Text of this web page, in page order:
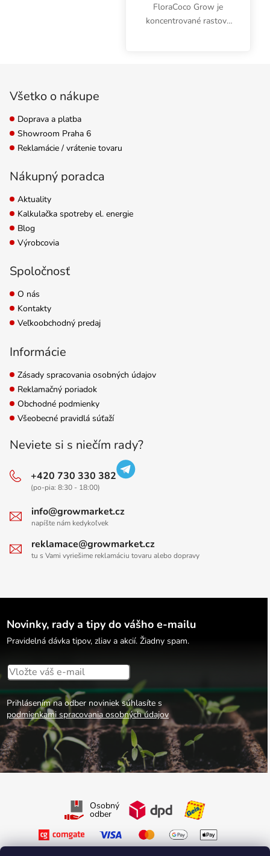
FloraCoco Grow je
koncentrované rastové
Všetko o nákupe
Doprava a platba
Showroom Praha 6
Reklamácie / vrátenie tovaru
Nákupný poradca
Aktuality
Kalkulačka spotreby el. energie
Blog
Výrobcovia
Spoločnosť
O nás
Kontakty
Veľkoobchodný predaj
Informácie
Zásady spracovania osobných údajov
Reklamačný poriadok
Obchodné podmienky
Všeobecné pravidlá súťaží
Neviete si s niečím rady?
+420 730 330 382
(po-pia: 8:30 - 18:00)
info@growmarket.cz
napíšte nám kedykoľvek
reklamace@growmarket.cz
tu s Vami vyriešime reklamáciu tovaru alebo dopravy
Novinky, rady a tipy do vášho e-mailu
Pravidelná dávka tipov, zliav a akcií. Žiadny spam.
Prihlásením na odber noviniek súhlasíte s
podmienkami spracovania osobných údajov
Osobný
odber